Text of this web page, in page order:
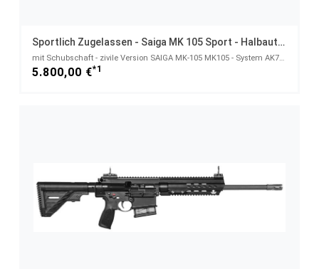
Sportlich Zugelassen - Saiga MK 105 Sport - Halbautom. Büchse 5,45x39
5.800,00 €*1